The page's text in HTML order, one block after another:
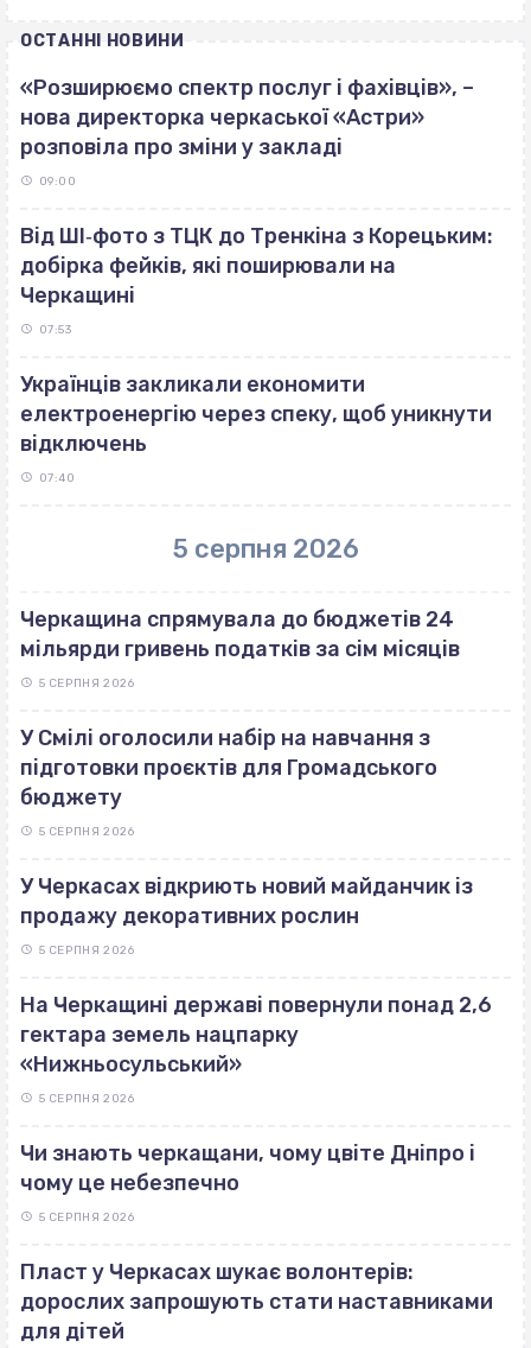
ОСТАННІ НОВИНИ
«Розширюємо спектр послуг і фахівців», –
нова директорка черкаської «Астри»
розповіла про зміни у закладі
09:00
Від ШІ‐фото з ТЦК до Тренкіна з Корецьким:
добірка фейків, які поширювали на
Черкащині
07:53
Українців закликали економити
електроенергію через спеку, щоб уникнути
відключень
07:40
5 серпня 2026
Черкащина спрямувала до бюджетів 24
мільярди гривень податків за сім місяців
5 СЕРПНЯ 2026
У Смілі оголосили набір на навчання з
підготовки проєктів для Громадського
бюджету
5 СЕРПНЯ 2026
У Черкасах відкриють новий майданчик із
продажу декоративних рослин
5 СЕРПНЯ 2026
На Черкащині державі повернули понад 2,6
гектара земель нацпарку
«Нижньосульський»
5 СЕРПНЯ 2026
Чи знають черкащани, чому цвіте Дніпро і
чому це небезпечно
5 СЕРПНЯ 2026
Пласт у Черкасах шукає волонтерів:
дорослих запрошують стати наставниками
для дітей